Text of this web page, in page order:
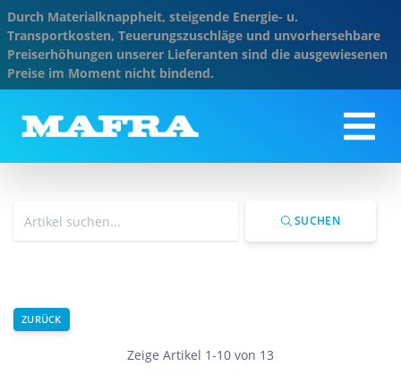
Durch Materialknappheit, steigende Energie- u.
Transportkosten, Teuerungszuschläge und unvorhersehbare
Preiserhöhungen unserer Lieferanten sind die ausgewiesenen
Preise im Moment nicht bindend.
SUCHEN
ZURÜCK
Zeige Artikel 1-10 von 13